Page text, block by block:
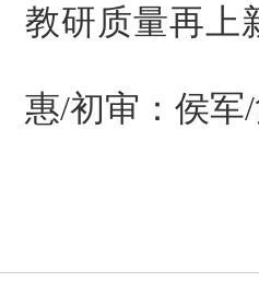
教研质量再上
惠/初审：侯军